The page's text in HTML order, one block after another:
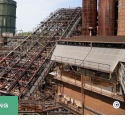
der Völklinger Hütte mit
Völklinger Hütte | Karl
©